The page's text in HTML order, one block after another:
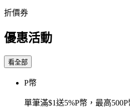
折價券
優惠活動
看全部
P幣
單筆滿$1送5%P幣，最高500P